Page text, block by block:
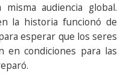
audiencia global.
la historia funcionó de
esperar que los seres
en condiciones para las